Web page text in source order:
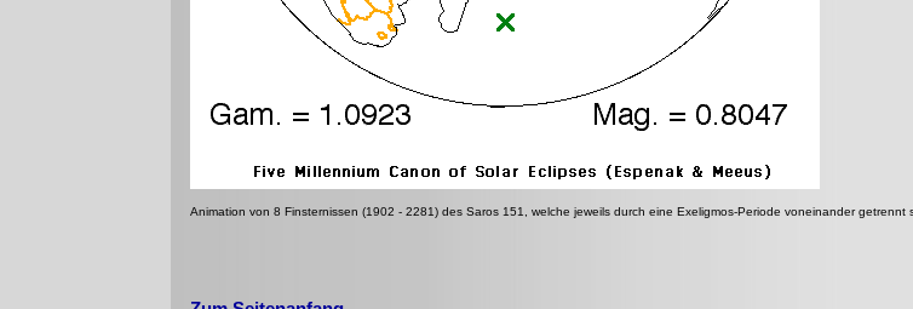
Animation von 8 Finsternissen (1902 - 2281) des Saros 151, welche jeweils durch eine Exeligmos-Periode voneinander getrennt